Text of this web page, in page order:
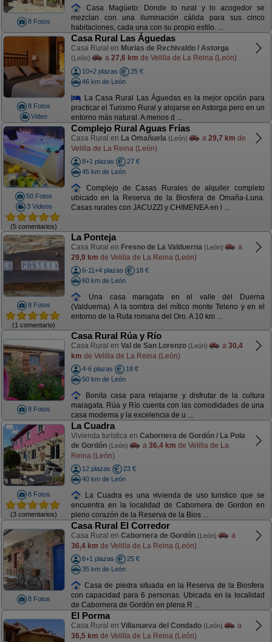
8 Fotos
Casa Magüeto: Donde lo rural y lo acogedor se
mezclan con una iluminación cálida para sus cinco
habitaciones, cada una con su propio estilo. ...
8 Fotos
Video
Casa Rural Las Águedas
Casa Rural en Murias de Rechivaldo / Astorga
(León) a 27,6 km de Velilla de La Reina (León)
10+2 plazas
25 €
46 km de León
La Casa Rural Las Águedas es la mejor opción para
practicar el Turismo Rural y alojarse en Astorga pero en un
entorno más natural. A menos d ...
50 Fotos
3 Videos
(5 comentarios)
Complejo Rural Aguas Frías
Casa Rural en La Omañuela (León) a 29,7 km de
Velilla de La Reina (León)
8+1 plazas
27 €
45 km de León
Complejo de Casas Rurales de alquiler completo
ubicado en la Reserva de la Biosfera de Omaña-Luna.
Casas rurales con JACUZZI y CHIMENEA en l ...
8 Fotos
(1 comentario)
La Ponteja
Casa Rural en Fresno de La Valduerna (León)
a
29,9 km de Velilla de La Reina (León)
6-11+4 plazas
18 €
60 km de León
Una casa maragata en el valle del Duerna
(Valduerna). A la sombra del mítico monte Teleno y en el
entorno de la Ruta romana del Oro. A 10 km ...
8 Fotos
Casa Rural Rúa y Río
Casa Rural en Val de San Lorenzo (León) a 30,4
km de Velilla de La Reina (León)
4-6 plazas
18 €
50 km de León
Bonita casa para relajarse y disfrutar de la cultura
maragata. Rúa y Río cuenta con las comodidades de una
casa moderna y la excelencia de u ...
8 Fotos
(3 comentarios)
La Cuadra
Vivienda turística en Cabornera de Gordón / La Pola
de Gordón (León) a 36,4 km de Velilla de La
Reina (León)
12 plazas
23 €
40 km de León
La Cuadra es una vivienda de uso turistico que se
encuentra en la localidad de Cabornera de Gordon en
pleno corazón de la Reserva de la Bios ...
8 Fotos
Casa Rural El Corredor
Casa Rural en Cabornera de Gordón (León)
a
36,4 km de Velilla de La Reina (León)
6+1 plazas
25 €
35 km de León
Casa de piedra situada en la Reserva de la Biosfera
con capacidad para 6 personas. Ubicada en la localidad
de Cabornera de Gordón en plena R ...
El Porma
Casa Rural en Villanueva del Condado (León)
a
36,5 km de Velilla de La Reina (León)